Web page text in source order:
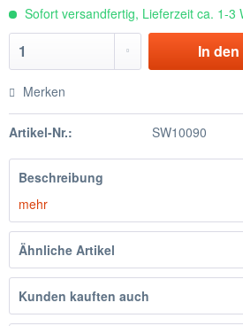
Sofort versandfertig, Lieferzeit ca. 1-3
In den
Merken
Artikel-Nr.: SW10090
Beschreibung
mehr
Ähnliche Artikel
Kunden kauften auch